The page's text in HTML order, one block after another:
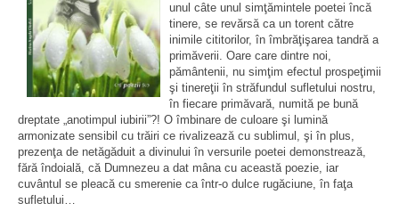
unul câte unul simţămintele poetei încă
tinere, se revărsă ca un torent către
inimile cititorilor, în îmbrăţişarea tandră a
primăverii. Oare care dintre noi,
pământenii, nu simţim efectul prospeţimii
şi tinereţii în străfundul sufletului nostru,
în fiecare primăvară, numită pe bună
dreptate „anotimpul iubirii”?! O îmbinare de culoare şi lumină
armonizate sensibil cu trăiri ce rivalizează cu sublimul, şi în plus,
prezenţa de netăgăduit a divinului în versurile poetei demonstrează,
fără îndoială, că Dumnezeu a dat mâna cu această poezie, iar
cuvântul se pleacă cu smerenie ca într-o dulce rugăciune, în faţa
sufletului…